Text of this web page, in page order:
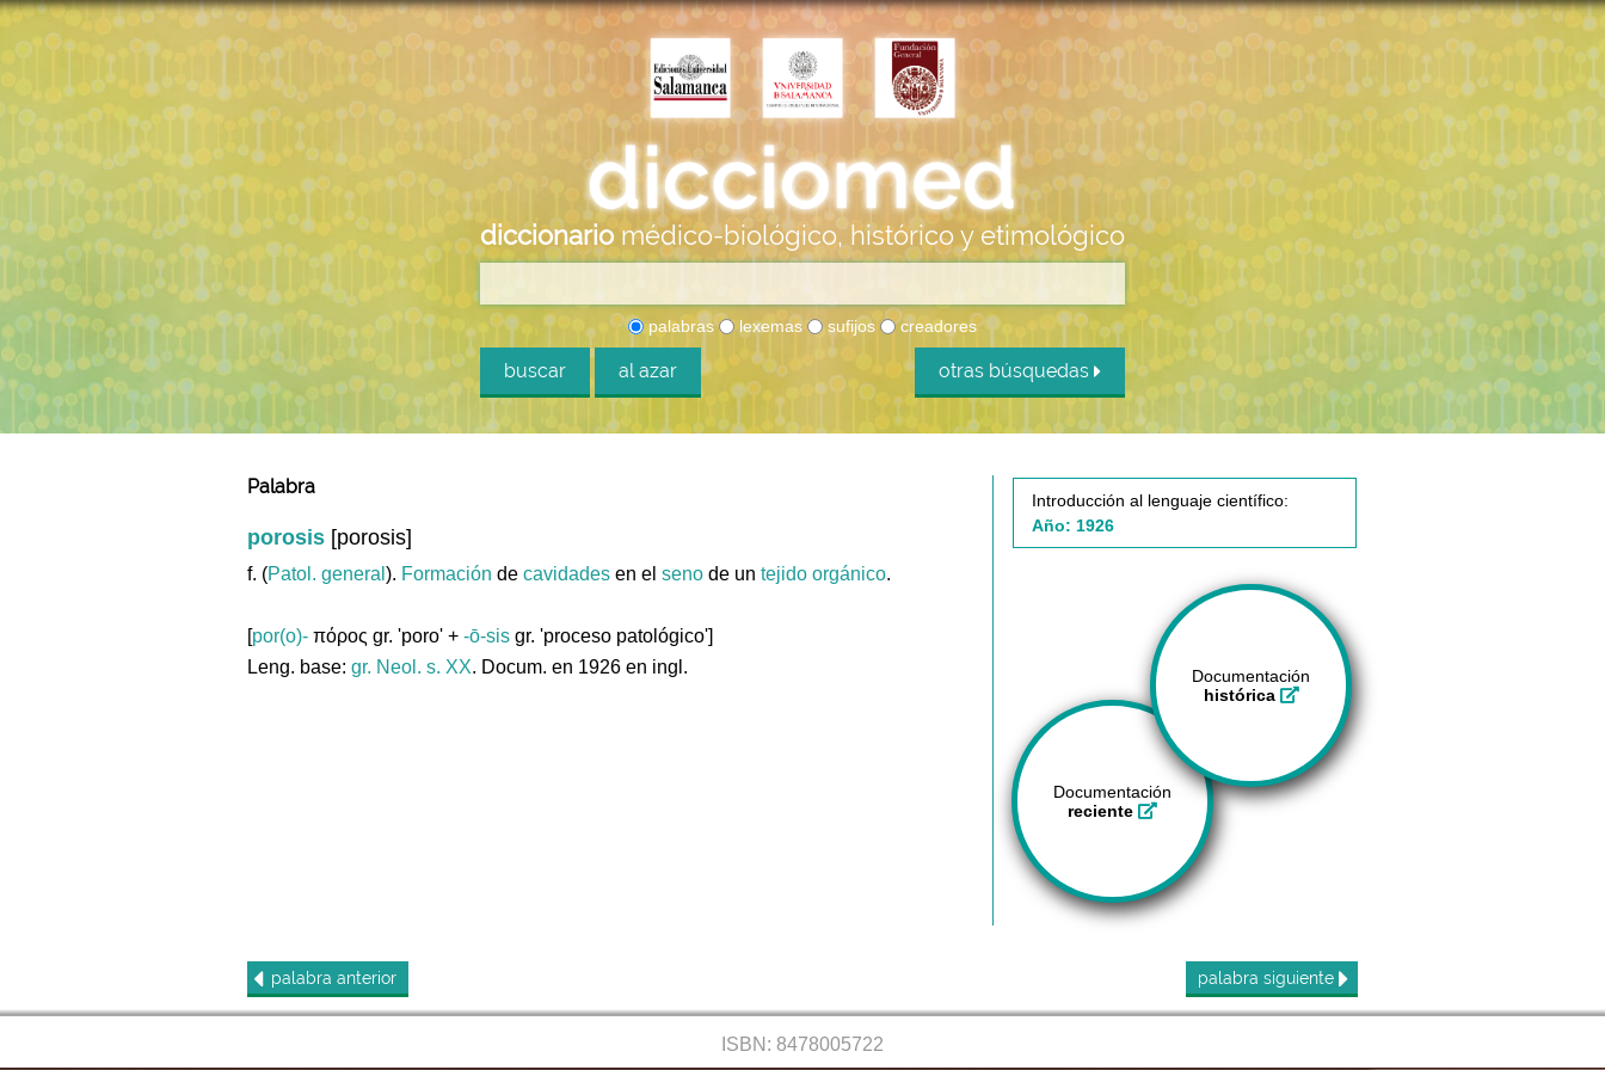
diccionario médico-biológico, histórico y etimológico
palabras lexemas sufijos creadores
buscar al azar otras búsquedas
Palabra
porosis [porosis]
f. (Patol. general ). Formación de cavidades en el seno de un tejido orgánico.
[por(o)- πόρος gr. 'poro' + -ō-sis gr. 'proceso patológico']
Leng. base: gr. Neol. s. XX. Docum. en 1926 en ingl.
Introducción al lenguaje científico:
Año: 1926
Documentación
histórica
Documentación
reciente
palabra anterior palabra siguiente
ISBN: 8478005722